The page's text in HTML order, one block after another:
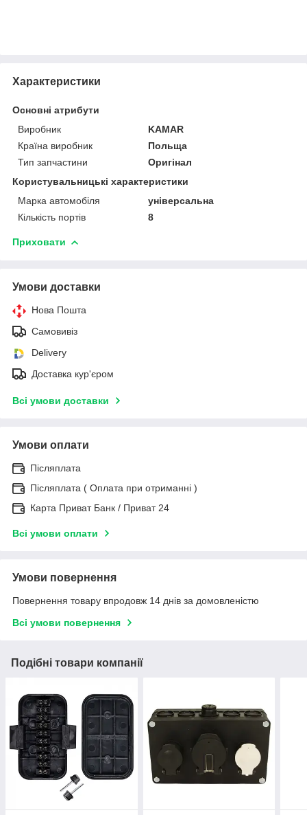
Характеристики
Основні атрибути
Виробник
KAMAR
Країна виробник
Польща
Тип запчастини
Оригінал
Користувальницькі характеристики
Марка автомобіля
універсальна
Кількість портів
8
Приховати
Умови доставки
Нова Пошта
Самовивіз
Delivery
Доставка кур'єром
Всі умови доставки
Умови оплати
Післяплата
Післяплата ( Оплата при отриманні )
Карта Приват Банк / Приват 24
Всі умови оплати
Умови повернення
Повернення товару впродовж 14 днів за домовленістю
Всі умови повернення
Подібні товари компанії